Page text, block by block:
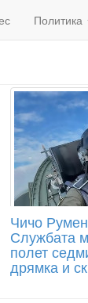
Политика
Чичо
Службата
полет
дрямка и